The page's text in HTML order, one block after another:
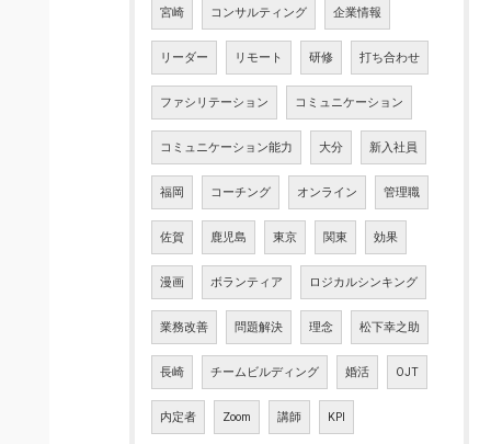
宮崎 コンサルティング 企業情報
リーダー リモート 研修 打ち合わせ
ファシリテーション コミュニケーション
コミュニケーション能力 大分 新入社員
福岡 コーチング オンライン 管理職
佐賀 鹿児島 東京 関東 効果
漫画 ボランティア ロジカルシンキング
業務改善 問題解決 理念 松下幸之助
長崎 チームビルディング 婚活 OJT
内定者 Zoom 講師 KPI